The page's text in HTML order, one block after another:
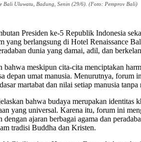
Bali Uluwatu, Badung, Senin (29/6). (Foto: Pemprov Bali)
Presiden ke-5 Republik Indonesia
berlangsung di Hotel Renaissance
dunia yang damai, adil, dan
meskipun cita-cita menciptakan
depan umat manusia. Menurutnya,
martabat dan nilai setiap manusia
bahwa budaya merupakan identitas
yang universal. Karena itu, forum ini
ajaran berbagai agama dan
tradisi Buddha dan Kristen.